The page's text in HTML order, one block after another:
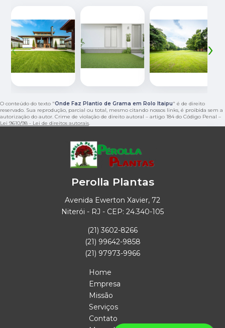
‹ ›
O conteúdo do texto "Onde Faz Plantio de Grama em Rolo Itaipu" é de direito
reservado. Sua reprodução, parcial ou total, mesmo citando nossos links, é proibida sem a
autorização do autor. Crime de violação de direito autoral – artigo 184 do Código Penal –
Lei 9610/98 - Lei de direitos autorais.
Perolla Plantas
Avenida Ewerton Xavier, 72
Niterói - RJ - CEP: 24.340-105
(21) 3602-8266
(21) 99642-9858
(21) 97973-9966
Home
Empresa
Missão
Serviços
Contato